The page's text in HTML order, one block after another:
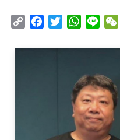
Copy
Facebook
TwitterWhatsApp
Line